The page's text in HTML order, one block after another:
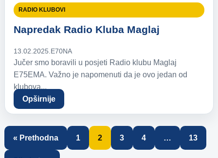
RADIO KLUBOVI
Napredak Radio Kluba Maglaj
13.02.2025.E70NA
Jučer smo boravili u posjeti Radio klubu Maglaj
E75EMA. Važno je napomenuti da je ovo jedan od
klubova...
Opširnije
« Prethodna 1 2 3 4 … 13